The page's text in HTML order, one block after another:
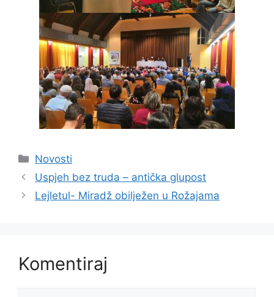
Kategorije
Novosti
Uspjeh bez truda – antička glupost
Lejletul- Miradž obilježen u Rožajama
Komentiraj